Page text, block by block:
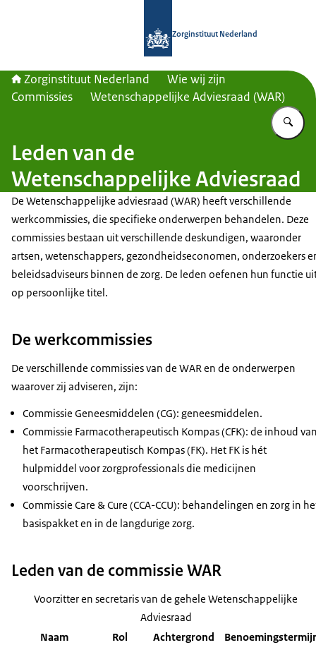
Zorginstituut Nederland
Zorginstituut Nederland
Wie wij zijn
Commissies
Wetenschappelijke Adviesraad (WAR)
Leden van de
Wetenschappelijke Adviesraad
De Wetenschappelijke adviesraad (WAR) heeft verschillende
werkcommissies, die specifieke onderwerpen behandelen. Deze
commissies bestaan uit verschillende deskundigen, waaronder
artsen, wetenschappers, gezondheidseconomen, onderzoekers
beleidsadviseurs binnen de zorg. De leden oefenen hun functie
op persoonlijke titel.
De werkcommissies
De verschillende commissies van de WAR en de onderwerpen
waarover zij adviseren, zijn:
Commissie Geneesmiddelen (CG): geneesmiddelen.
Commissie Farmacotherapeutisch Kompas (CFK): de inhoud
het Farmacotherapeutisch Kompas (FK). Het FK is hét
hulpmiddel voor zorgprofessionals die medicijnen
voorschrijven.
Commissie Care & Cure (CCA-CCU): behandelingen en zorg in
basispakket en in de langdurige zorg.
Leden van de commissie WAR
Voorzitter en secretaris van de gehele Wetenschappelijke
Adviesraad
Naam
Rol Achtergrond